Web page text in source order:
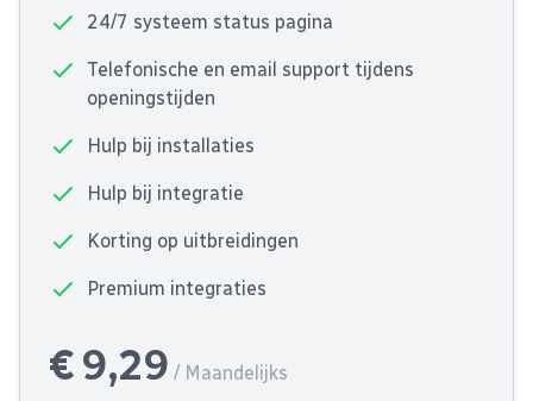
24/7 systeem status pagina
Telefonische en email support tijdens
openingstijden
Hulp bij installaties
Hulp bij integratie
Korting op uitbreidingen
Premium integraties
€ 9,29 / Maandelijks